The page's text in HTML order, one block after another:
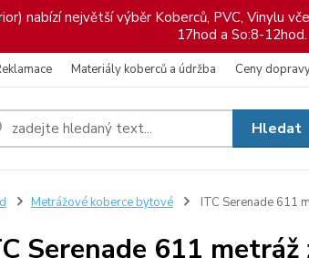
nabízí největší výběr Koberců, PVC, Vinylu
17hod a So:8-12hod.
Materiály koberců a údržba Ceny
Hledat
Metrážové koberce bytové ITC Serenade 611
Serenade 611 metráž